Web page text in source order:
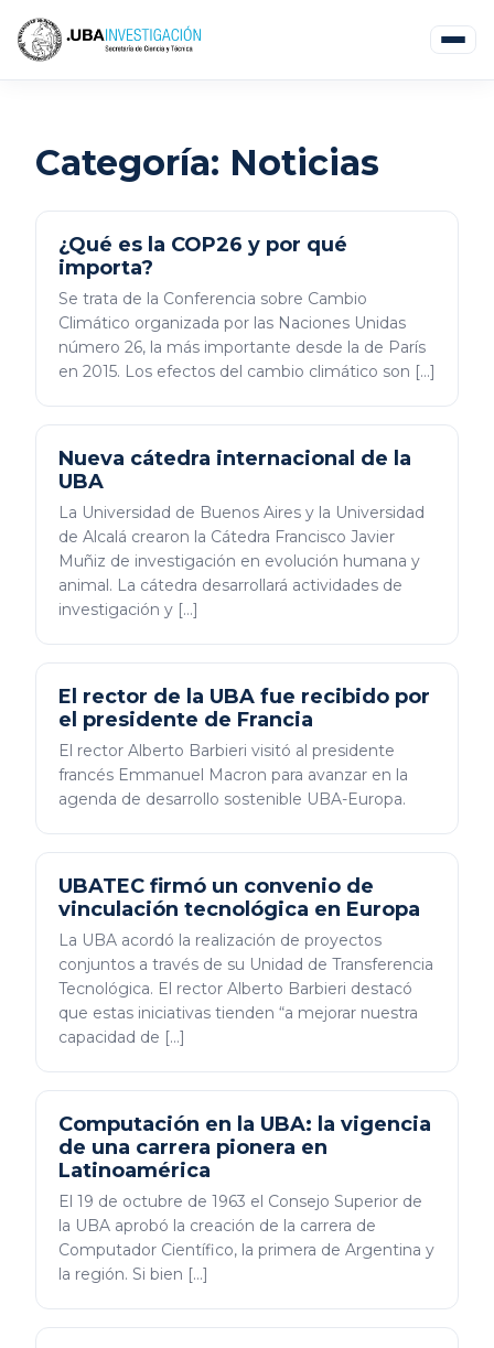
Categoría: Noticias
¿Qué es la COP26 y por qué
importa?
Se trata de la Conferencia sobre Cambio
Climático organizada por las Naciones Unidas
número 26, la más importante desde la de París
en 2015. Los efectos del cambio climático son […]
Nueva cátedra internacional de la
UBA
La Universidad de Buenos Aires y la Universidad
de Alcalá crearon la Cátedra Francisco Javier
Muñiz de investigación en evolución humana y
animal. La cátedra desarrollará actividades de
investigación y […]
El rector de la UBA fue recibido por
el presidente de Francia
El rector Alberto Barbieri visitó al presidente
francés Emmanuel Macron para avanzar en la
agenda de desarrollo sostenible UBA-Europa.
UBATEC firmó un convenio de
vinculación tecnológica en Europa
La UBA acordó la realización de proyectos
conjuntos a través de su Unidad de Transferencia
Tecnológica. El rector Alberto Barbieri destacó
que estas iniciativas tienden “a mejorar nuestra
capacidad de […]
Computación en la UBA: la vigencia
de una carrera pionera en
Latinoamérica
El 19 de octubre de 1963 el Consejo Superior de
la UBA aprobó la creación de la carrera de
Computador Científico, la primera de Argentina y
la región. Si bien […]